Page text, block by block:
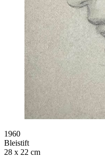
1960
Bleistift
28 x 22 cm